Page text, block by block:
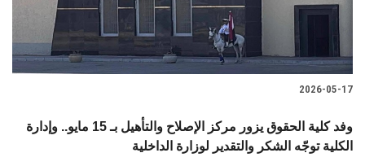
2026-05-17
وفد كلية الحقوق يزور مركز الإصلاح والتأهيل بـ 15 مايو.. وإدارة
الكلية توجّه الشكر والتقدير لوزارة الداخلية